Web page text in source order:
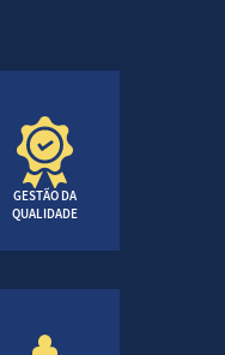
GESTÃO DA
QUALIDADE